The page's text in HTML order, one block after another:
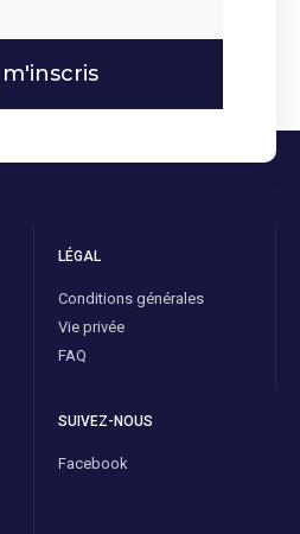
LÉGAL
Conditions générales
Vie privée
FAQ
SUIVEZ-NOUS
Facebook